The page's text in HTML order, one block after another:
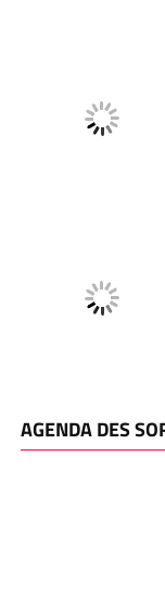
AGENDA DES